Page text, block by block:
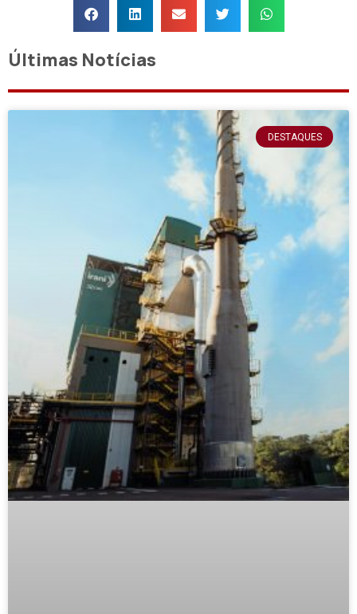
Últimas Notícias
DESTAQUES